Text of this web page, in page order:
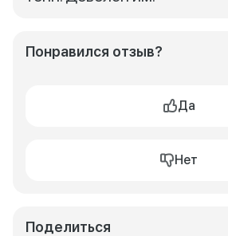
Понравился отзыв?
Да
Нет
Поделиться